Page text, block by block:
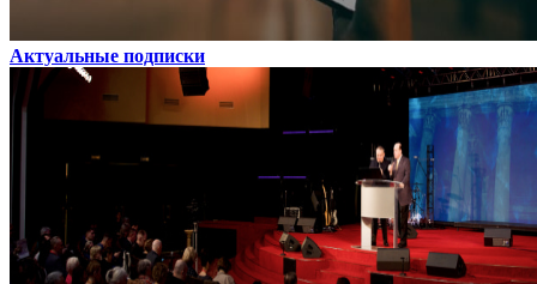
Актуальные подписки